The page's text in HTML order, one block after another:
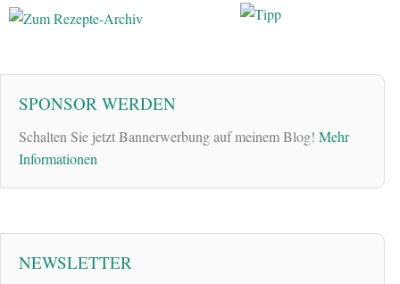
SPONSOR WERDEN
Schalten Sie jetzt Bannerwerbung auf meinem Blog! Mehr
Informationen
NEWSLETTER